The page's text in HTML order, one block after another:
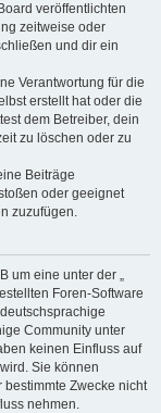
veröffentlichten
zeitweise oder
und dir ein
Verantwortung für die
erstellt hat oder die
dem Betreiber, dein
zu löschen oder zu
Beiträge
oder geeignet
zuzufügen.
um eine unter der „
Foren-Software
Community unter
keinen Einfluss auf
Sie können
Zwecke nicht
nehmen.